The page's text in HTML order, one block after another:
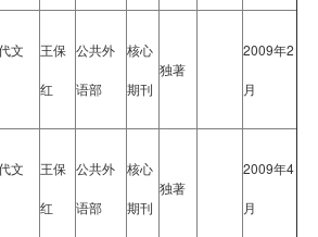
文 王保
红
公共外
语部
核心
期刊
独著
2009年2
月
文 王保
红
公共外
语部
核心
期刊
独著
2009年4
月